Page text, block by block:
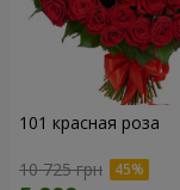
101 красная роза
10 725 грн